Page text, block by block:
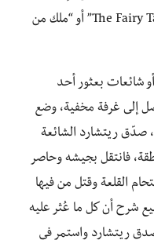
تليق بوفاة ملك يطلق عليه “The Fairy Tale king” أو “ملك من
شائعات بعثور أحد
إلى غرفة مخفية، وضع
صدّق ريتشارد الشائعة
فانتقل بجيشه وحاصر
القلعة وقتل من فيها
شرح أن كل ما عُثر عليه
ريتشارد واستمر في